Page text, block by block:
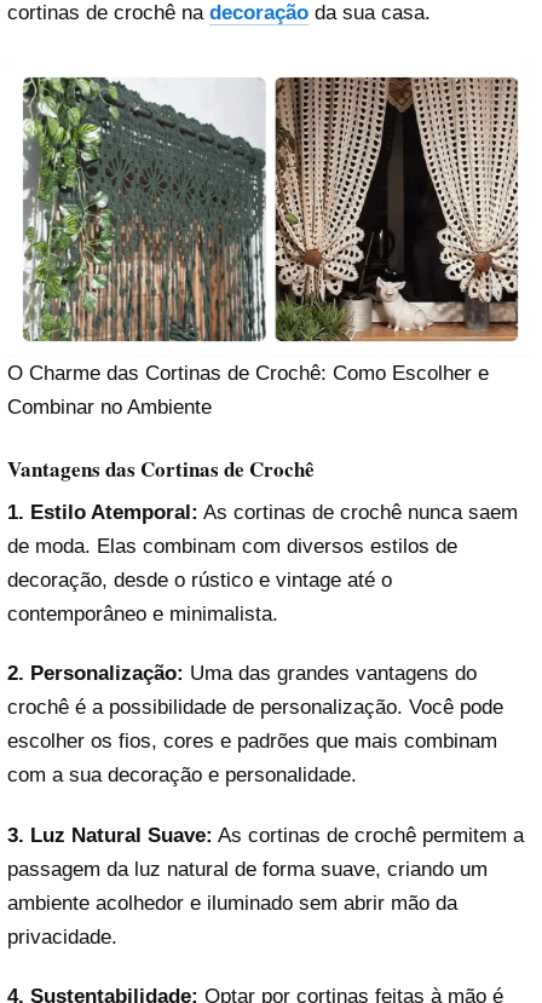
cortinas de crochê na decoração da sua casa.
O Charme das Cortinas de Crochê: Como Escolher e
Combinar no Ambiente
Vantagens das Cortinas de Crochê
1. Estilo Atemporal: As cortinas de crochê nunca saem
de moda. Elas combinam com diversos estilos de
decoração, desde o rústico e vintage até o
contemporâneo e minimalista.
2. Personalização: Uma das grandes vantagens do
crochê é a possibilidade de personalização. Você pode
escolher os fios, cores e padrões que mais combinam
com a sua decoração e personalidade.
3. Luz Natural Suave: As cortinas de crochê permitem a
passagem da luz natural de forma suave, criando um
ambiente acolhedor e iluminado sem abrir mão da
privacidade.
4. Sustentabilidade: Optar por cortinas feitas à mão é